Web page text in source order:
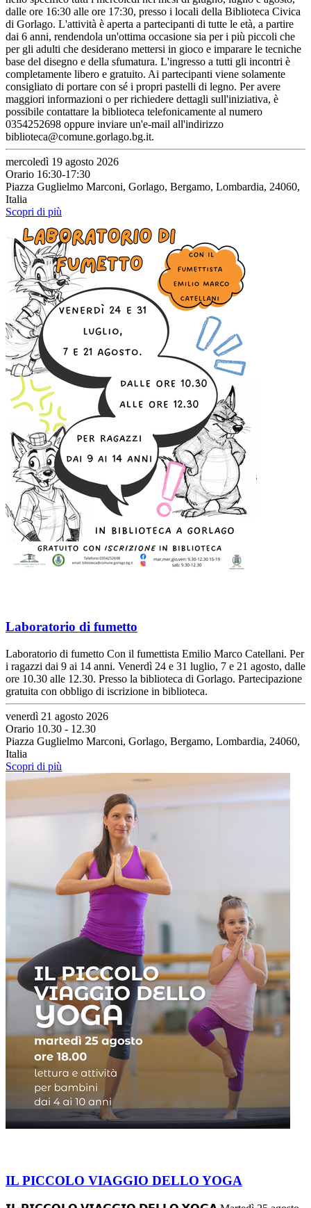
dalle ore 16:30 alle ore 17:30, presso i locali della Biblioteca Civica
di Gorlago. L'attività è aperta a partecipanti di tutte le età, a partire
dai 6 anni, rendendola un'ottima occasione sia per i più piccoli che
per gli adulti che desiderano mettersi in gioco e imparare le tecniche
base del disegno e della sfumatura. L'ingresso a tutti gli incontri è
completamente libero e gratuito. Ai partecipanti viene solamente
consigliato di portare con sé i propri pastelli di legno. Per avere
maggiori informazioni o per richiedere dettagli sull'iniziativa, è
possibile contattare la biblioteca telefonicamente al numero
0354252698 oppure inviare un'e-mail all'indirizzo
biblioteca@comune.gorlago.bg.it.
mercoledì 19 agosto 2026
Orario 16:30-17:30
Piazza Guglielmo Marconi, Gorlago, Bergamo, Lombardia, 24060,
Italia
Scopri di più
Laboratorio di fumetto
Laboratorio di fumetto Con il fumettista Emilio Marco Catellani. Per
i ragazzi dai 9 ai 14 anni. Venerdì 24 e 31 luglio, 7 e 21 agosto, dalle
ore 10.30 alle 12.30. Presso la biblioteca di Gorlago. Partecipazione
gratuita con obbligo di iscrizione in biblioteca.
venerdì 21 agosto 2026
Orario 10.30 - 12.30
Piazza Guglielmo Marconi, Gorlago, Bergamo, Lombardia, 24060,
Italia
Scopri di più
IL PICCOLO VIAGGIO DELLO YOGA